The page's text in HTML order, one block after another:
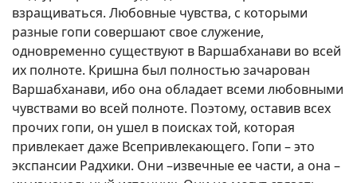
взращиваться. Любовные чувства, с которыми
разные гопи совершают свое служение,
одновременно существуют в Варшабханави во всей
их полноте. Кришна был полностью зачарован
Варшабханави, ибо она обладает всеми любовными
чувствами во всей полноте. Поэтому, оставив всех
прочих гопи, он ушел в поисках той, которая
привлекает даже Всепривлекающего. Гопи – это
экспансии Радхики. Они –извечные ее части, а она –